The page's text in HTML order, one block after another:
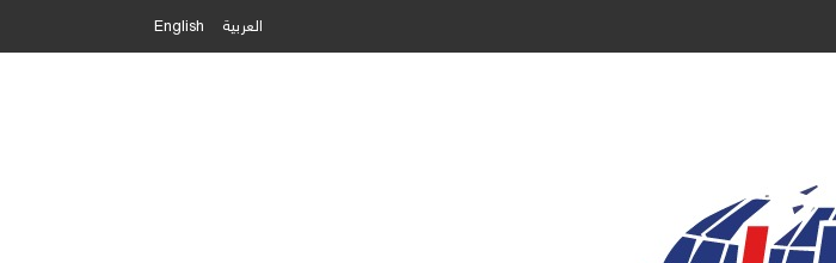
العربية English